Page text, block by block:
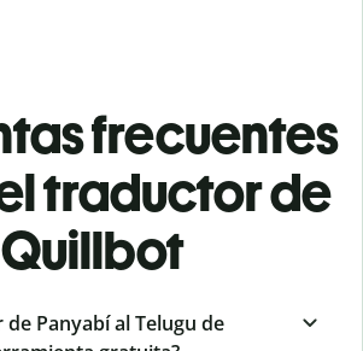
frecuentes
traductor de
Quillbot
Panyabí al Telugu de